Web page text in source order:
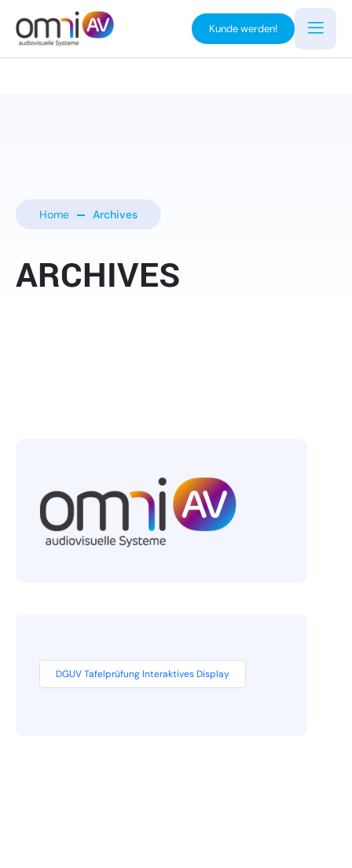
Kunde werden!
Home Archives
ARCHIVES
DGUV Tafelprüfung Interaktives Display